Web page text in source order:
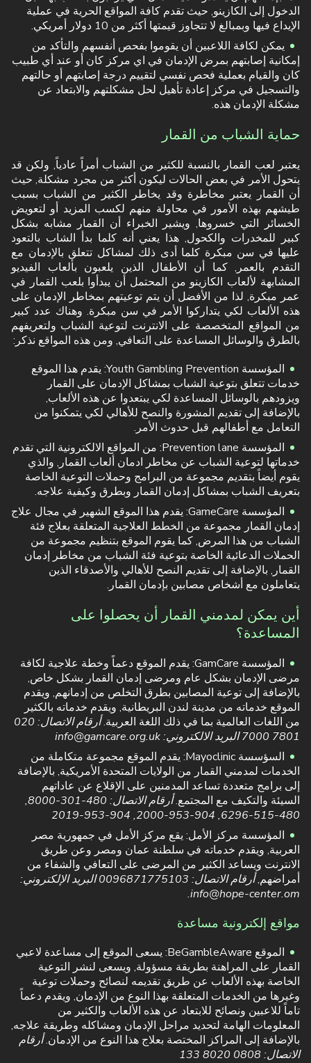
الدخول إلى الكازينو, حيث تقدم كافة المواقع الحرية في عملية
الإيداع فيها وبمبالغ لا تتجاوز قيمتها أكثر من 10 دولار أمريكي.
يمكن لكافة اللاعبين أن يقوموا بفحص أنفسهم والتأكد من
إمكانية إصابتهم بمرض الإدمان في اي مركز كان أو عند أي طبيب
كان والقيام بعملية فحص نفسي لتقييم درجة إصابتهم أو حالتهم
والتسجيل في مركز إعادة تأهيل لحل مشكلتهم والابتعاد عن
مشكلة الإدمان هذه.
حماية الشباب من القمار
يعتبر لعب القمار بالنسبة للكثير من الشباب أمراً عادياً, ولكن قد
يتحول الأمر في بعض الحالات ليكون أكثر من مجرد مشكلة, حيث
أن القمار يعتبر مخاطرة وقد يخاطر الكثير من الشباب بسبب
طيشهم بهذه الأمور في محاولة منهم لكسب المزيد أو لتعويض
الخسائر التي خسروها, ويشير الخبراء أن القمار مشابه بشكل
كبير للمخدرات والكحول, هذا يعني أنه كلما بدأ الشاب بالتعود
عليها في سن مبكرة كلما أدى ذلك لمشاكل تتعلق بالإدمان مع
التقدم بالعمر, كما أن الأطفال الذين يلعبون بألعاب الفيديو
المشابهة لألعاب الكازينو من المحتمل أن يبدأوا بلعب القمار في
عمر مبكرة, لذا من الأفضل أن يتم توعيتهم بمخاطر الإدمان على
هذه الألعاب لكي يتداركوا الأمر في سن مبكرة. وهناك عدد كبير
من المواقع المتخصصة على الانترنت لتوعية الشباب ولتعريفهم
بالطرق والوسائل المساعدة على التعافي, ومن هذه المواقع نذكر:
المؤسسة Youth Gambling Prevention: يقدم هذا الموقع
خدمات تتعلق بتوعية الشباب بمشاكل الإدمان على القمار
ويزودهم بالوسائل المساعدة لكي يبتعدوا عن هذه الألعاب,
بالإضافة إلى تقديم المشورة والنصح للأهالي لكي يتمكنوا من
التعامل مع أطفالهم قبل حدوث الأمر.
المؤسسة Prevention lane: من المواقع الالكترونية التي تقدم
خدماتها لتوعية الشباب عن مخاطر ادمان ألعاب القمار, والذي
يقوم أيضاً بتقديم مجموعة من البرامج وحملات التوعية الخاصة
بتعريف الشباب بمشاكل إدمان القمار وبطرق وكيفية علاجه.
المؤسسة GameCare: يقدم هذا الموقع الشهير في مجال علاج
إدمان القمار مجموعة من الخطط العلاجية المتعلقة بعلاج فئة
الشباب من هذا المرض, كما يقوم الموقع بتنظيم مجموعة من
الحملات الدعائية الخاصة بتوعية فئة الشباب من مخاطر إدمان
القمار, بالإضافة إلى تقديم النصح للأهالي والأصدقاء الذين
يتعاملون مع أشخاص مصابين بإدمان القمار.
أين يمكن لمدمني القمار أن يحصلوا على
المساعدة؟
المؤسسة GamCare: يقدم الموقع دعماً وخطة علاجية لكافة
مرضى الإدمان بشكل عام ومرضى إدمان القمار بشكل خاص,
بالإضافة إلى توعية المصابين بطرق التخلص من إدمانهم, ويقدم
الموقع خدماته من مدينة لندن البريطانية, ويقدم خدماته بالكثير
من اللغات العالمية بما في ذلك اللغة العربية.
أرقام الاتصال: 020
7801 7000
البريد الالكتروني:info@gamcare.org.uk
السؤسسة Mayoclinic: يقدم الموقع مجموعة متكاملة من
الخدمات لمدمني القمار من الولايات المتحدة الأمريكية, بالإضافة
إلى برامج متعددة تساعد المدمنين على الإقلاع عن عاداتهم
السيئة والتكيف مع المجتمع.
أرقام الاتصال: 480-301-8000,
480-515-6296, 904-953-2000, 904-953-2019
المؤسسة مركز الأمل: يقع مركز الأمل في جمهورية مصر
العربية, ويقدم خدماته في سلطنة عمان ومصر وعن طريق
الانترنت ويساعد الكثير من المرضى على التعافي والشفاء من
أمراضهم,أرقام الاتصال: 0096871775103
البريد الإلكتروني:
info@hope-center.om
.
مواقع إلكترونية مساعدة
الموقع BeGambleAware: يسعى الموقع إلى مساعدة لاعبي
القمار على المراهنة بطريقة مسؤولة, ويسعى لنشر التوعية
الخاصة بهذه الألعاب عن طريق تقديمه لنصائح وحملات توعية
وغيرها من الخدمات المتعلقة بهذا النوع من الإدمان, ويقدم دعماً
تاماً للاعبين ونصائح للابتعاد عن هذه الألعاب والكثير من
المعلومات الهامة لتحديد مراحل الإدمان ومشاكله وطريقة علاجه,
بالإضافة إلى المراكز المختصة بعلاج هذا النوع من الإدمان.أرقام
الاتصال: 0808 8020 133